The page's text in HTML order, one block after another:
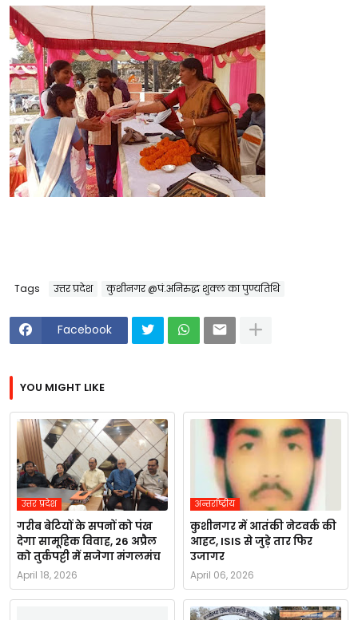
Tags उत्तर प्रदेश कुशीनगर @पं.अनिरुद्ध शुक्ल का पुण्यतिथि
Facebook
YOU MIGHT LIKE
उत्तर प्रदेश
गरीब बेटियों के सपनों को पंख
देगा सामूहिक विवाह, 26 अप्रैल
को तुर्कपट्टी में सजेगा मंगलमंच
April 18, 2026
अन्तर्राष्ट्रीय
कुशीनगर में आतंकी नेटवर्क की
आहट, ISIS से जुड़े तार फिर
उजागर
April 06, 2026